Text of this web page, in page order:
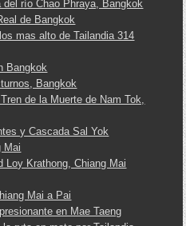
río Chao Phraya, Bangkok
de Bangkok
mas alto de Tailandia 314
Bangkok
Bangkok
de la Muerte de Nam Tok,
y Cascada Sal Yok
Mai
Loy Krathong, Chiang Mai
Mai a Pai
en Mae Taeng